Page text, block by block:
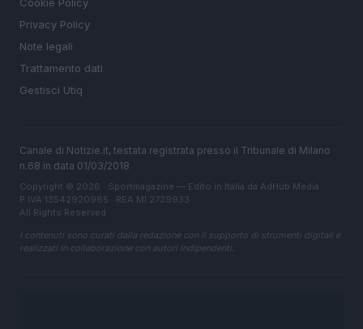
Privacy Policy
Note legali
Trattamento dati
Gestisci Utiq
Canale di Notizie.it, testata registrata presso il Tribunale di Milano
n.68 in data 01/03/2018
Copyright © 2026 · Sportmagazine — Edito in Italia da AdHub Media
P.IVA 13542920965 · REA MI 2729933
All Rights Reserved
I contenuti sono curati dalla redazione con il supporto di strumenti digitali e
realizzati in collaborazione con autori indipendenti.